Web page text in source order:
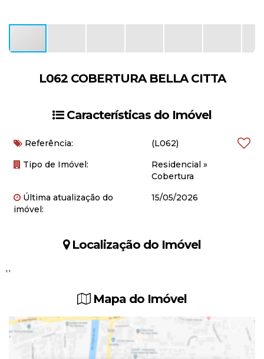
L062 COBERTURA BELLA CITTA
Características do Imóvel
Referência:
(L062)
Tipo de Imóvel:
Residencial »
Cobertura
Última atualização do
imóvel:
15/05/2026
Localização do Imóvel
,
Mapa do Imóvel